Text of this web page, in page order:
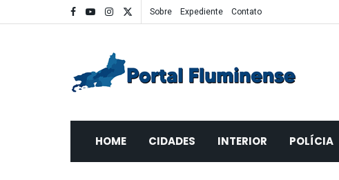
Sobre Expediente Contato
HOME CIDADES INTERIOR POLÍCIA